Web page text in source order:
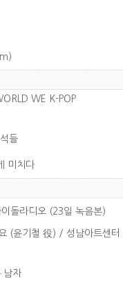
WE K-POP
들
미치다
돌라디오 (23일 녹음본)
(윤기철 役) / 성남아트센터
남자